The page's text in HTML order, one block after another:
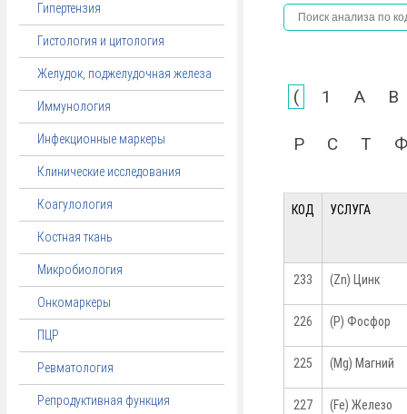
Гипертензия
Гистология и цитология
Желудок, поджелудочная железа
Иммунология
Инфекционные маркеры
Клинические исследования
Коагулология
Костная ткань
Микробиология
Онкомаркеры
ПЦР
Ревматология
Репродуктивная функция
( 1 A B
Р С Т Ф
КОД УСЛУГА
233 (Zn) Цинк
226 (P) Фосфор
225 (Mg) Магний
227 (Fe) Железо